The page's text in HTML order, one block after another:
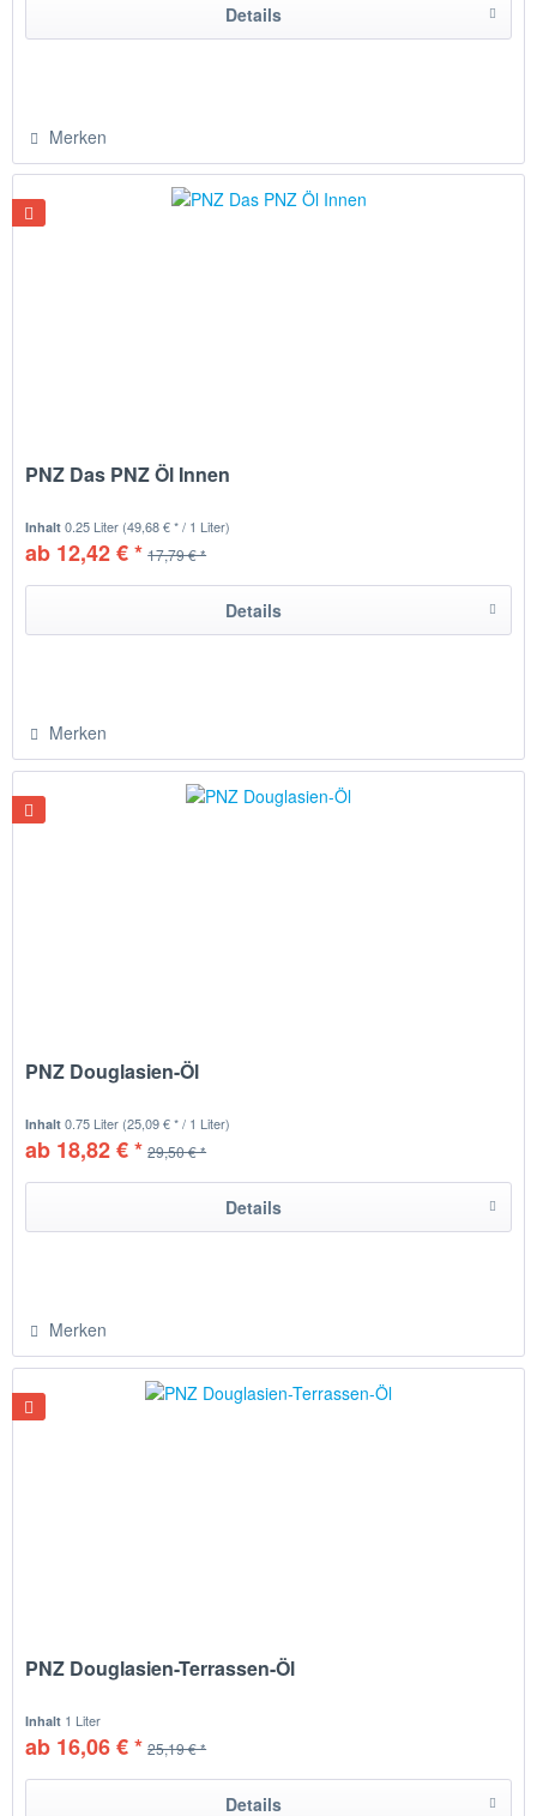
Details
Merken
PNZ Das PNZ Öl Innen
Inhalt0.25 Liter (49,68 € * / 1 Liter)
ab 12,42 € * 17,79 € *
Details
Merken
PNZ Douglasien-Öl
Inhalt0.75 Liter (25,09 € * / 1 Liter)
ab 18,82 € * 29,50 € *
Details
Merken
PNZ Douglasien-Terrassen-Öl
Inhalt 1 Liter
ab 16,06 € * 25,19 € *
Details